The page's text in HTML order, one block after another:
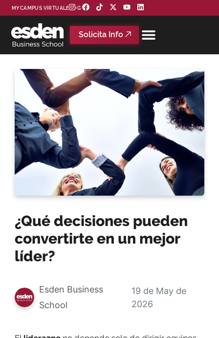
MYCAMPUS VIRTUAL BLOG
Solicita Info
¿Qué decisiones pueden
convertirte en un mejor
líder?
Esden Business
School
19 de May de
2026